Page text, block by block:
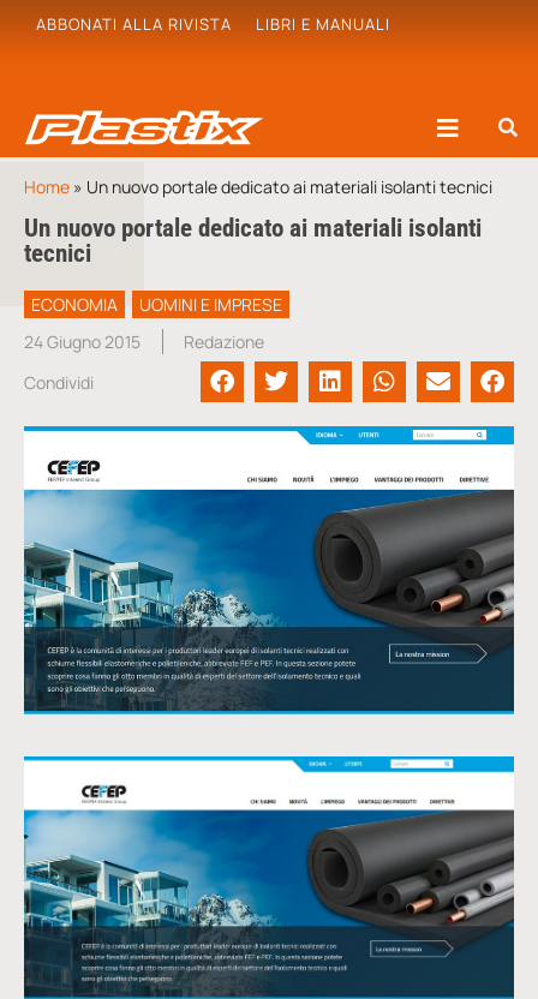
ABBONATI ALLA RIVISTA LIBRI E MANUALI
Home » Un nuovo portale dedicato ai materiali isolanti tecnici
Un nuovo portale dedicato ai materiali isolanti
tecnici
ECONOMIA
UOMINI E IMPRESE
24 Giugno 2015
Redazione
Condividi